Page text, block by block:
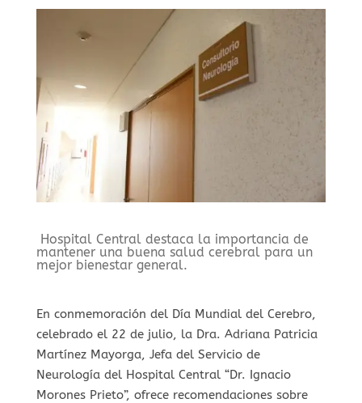
Hospital Central destaca la importancia de
mantener una buena salud cerebral para un
mejor bienestar general.
En conmemoración del Día Mundial del Cerebro,
celebrado el 22 de julio, la Dra. Adriana Patricia
Martínez Mayorga, Jefa del Servicio de
Neurología del Hospital Central “Dr. Ignacio
Morones Prieto”, ofrece recomendaciones sobre